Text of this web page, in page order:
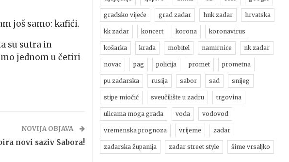
još samo: kafići.
su sutra in
jednom u četiri
NOVIJA OBJAVA
novi saziv Sabora!
gradsko vijeće grad zadar hnk zadar hrvatska
kk zadar koncert korona koronavirus
košarka krađa mobitel namirnice nk zadar
novac pag policija promet prometna
pu zadarska rusija sabor sad snijeg
stipe miočić sveučilište u zadru trgovina
ulicama moga grada voda vodovod
vremenska prognoza vrijeme zadar
zadarska županija zadar street style šime vrsaljko